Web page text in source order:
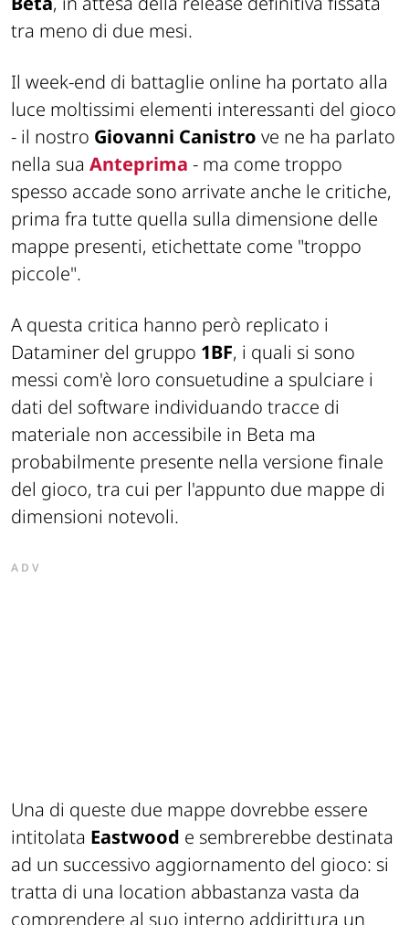
tra meno di due mesi.
Il week-end di battaglie online ha portato alla
luce moltissimi elementi interessanti del gioco
- il nostro Giovanni Canistro ve ne ha parlato
nella sua Anteprima - ma come troppo
spesso accade sono arrivate anche le critiche,
prima fra tutte quella sulla dimensione delle
mappe presenti, etichettate come "troppo
piccole".
A questa critica hanno però replicato i
Dataminer del gruppo 1BF, i quali si sono
messi com'è loro consuetudine a spulciare i
dati del software individuando tracce di
materiale non accessibile in Beta ma
probabilmente presente nella versione finale
del gioco, tra cui per l'appunto due mappe di
dimensioni notevoli.
ADV
Una di queste due mappe dovrebbe essere
intitolata Eastwood e sembrerebbe destinata
ad un successivo aggiornamento del gioco: si
tratta di una location abbastanza vasta da
comprendere al suo interno addirittura un